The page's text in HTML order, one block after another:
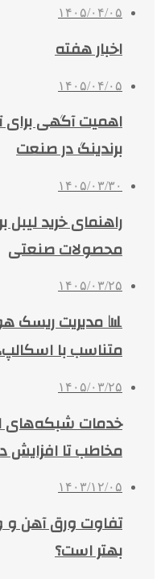
۱۴۰۵/۰۴/۰۵
اخبار هفته
۱۴۰۵/۰۴/۰۵
اهمیت آگهی برای
برندینگ در صنعت
۱۴۰۵/۰۳/۳۰
راهنمای خرید
محصولات صنعتی
۱۴۰۵/۰۳/۲۵
📊 مدیریت ریسک
متناسب با
۱۴۰۵/۰۳/۲۵
مخاطب تا افزایش
۱۴۰۳/۱۲/۰۵
تفاوت ورق آهن و
بهتر است؟